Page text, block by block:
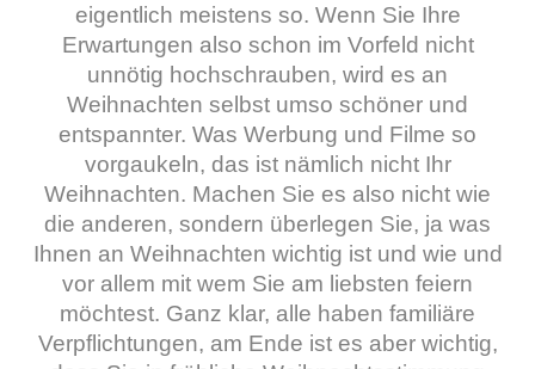
eigentlich meistens so. Wenn Sie Ihre
Erwartungen also schon im Vorfeld nicht
unnötig hochschrauben, wird es an
Weihnachten selbst umso schöner und
entspannter. Was Werbung und Filme so
vorgaukeln, das ist nämlich nicht Ihr
Weihnachten. Machen Sie es also nicht wie
die anderen, sondern überlegen Sie, ja was
Ihnen an Weihnachten wichtig ist und wie und
vor allem mit wem Sie am liebsten feiern
möchtest. Ganz klar, alle haben familiäre
Verpflichtungen, am Ende ist es aber wichtig,